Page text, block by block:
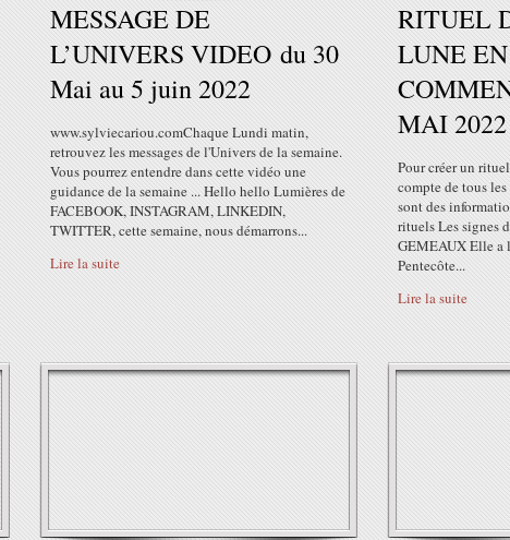
MESSAGE DE
L’UNIVERS VIDEO du 30
Mai au 5 juin 2022
www.sylviecariou.comChaque Lundi matin,
retrouvez les messages de l'Univers de la semaine.
Vous pourrez entendre dans cette vidéo une
guidance de la semaine ... Hello hello Lumières de
FACEBOOK, INSTAGRAM, LINKEDIN,
TWITTER, cette semaine, nous démarrons...
Lire la suite
RITUEL
LUNE
MAI 2022
Pour créer un
compte de tous les
sont des
rituels Les signes
GEMEAUX Elle a
Pentecôte...
Lire la suite